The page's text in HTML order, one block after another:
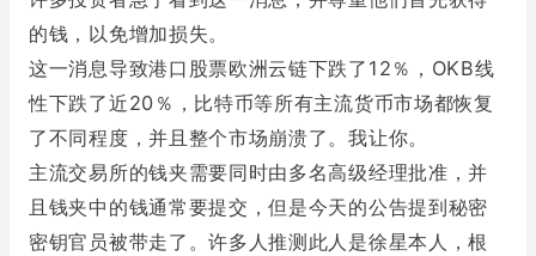
的钱，以免增加损失。
这一消息导致港口股票欧洲云链下跌了12％，OKB线
性下跌了近20％，比特币等所有主流货币市场都恢复
了不同程度，并且整个市场崩溃了。我让你。
主流交易所的钱夹需要同时由多名高级经理批准，并
且钱夹中的钱通常要提交，但是今天的公告提到秘密
密钥官员被带走了。许多人推测此人是徐星本人，根